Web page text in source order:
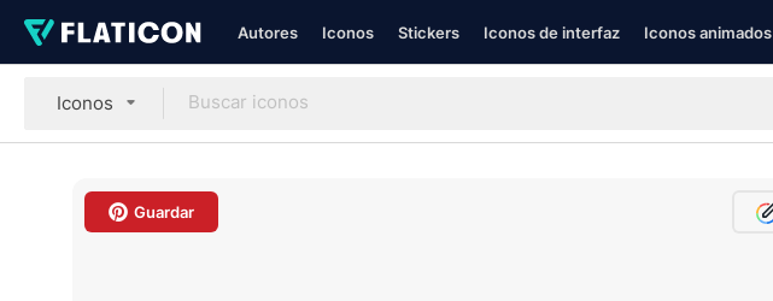
Autores Iconos Stickers Iconos de interfaz Iconos animados
Iconos
Guardar